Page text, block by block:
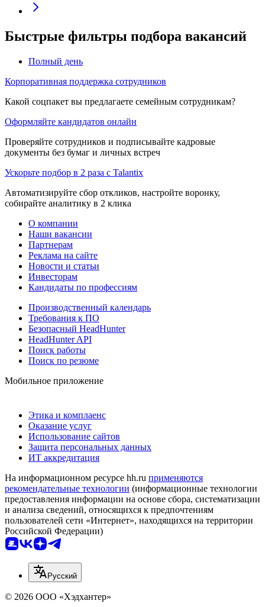
Быстрые фильтры подбора вакансий
Полный день
Корпоративная поддержка сотрудников
Какой соцпакет вы предлагаете семейным сотрудникам?
Оформляйте кандидатов онлайн
Проверяйте сотрудников и подписывайте кадровые
документы без бумаг и личных встреч
Ускорьте подбор в 2 раза с Talantix
Автоматизируйте сбор откликов, настройте воронку,
собирайте аналитику в 2 клика
О компании
Наши вакансии
Партнерам
Реклама на сайте
Новости и статьи
Инвесторам
Кандидаты по профессиям
Производственный календарь
Требования к ПО
Безопасный HeadHunter
HeadHunter API
Поиск работы
Поиск по резюме
Мобильное приложение
Этика и комплаенс
Оказание услуг
Использование сайтов
Защита персональных данных
ИТ аккредитация
На информационном ресурсе hh.ru применяются
рекомендательные технологии (информационные технологии
предоставления информации на основе сбора, систематизации
и анализа сведений, относящихся к предпочтениям
пользователей сети «Интернет», находящихся на территории
Российской Федерации)
Русский
© 2026 ООО «Хэдхантер»